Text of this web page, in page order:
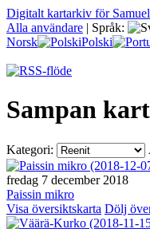
Digitalt kartarkiv för
Alla användare | Språk:
Norsk
Polski
Sampan
Kategori:
fredag 7 december 2018
Paissin mikro
Visa översiktskarta Dölj